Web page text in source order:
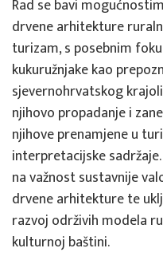
Rad se bavi
drvene arhitekture
turizam, s posebnim
kukuružnjake kao
sjevernohrvatskog
njihovo propadanje i
njihove prenamjene u
interpretacijske
na važnost sustavnije
drvene arhitekture te
razvoj održivih modela
kulturnoj baštini.